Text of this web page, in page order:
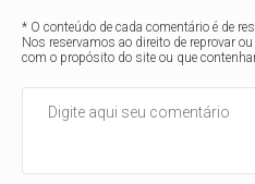
* O conteúdo de cada comentário é de
Nos reservamos ao direito de reprovar
com o propósito do site ou que